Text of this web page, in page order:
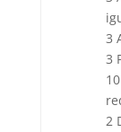
3
3
2